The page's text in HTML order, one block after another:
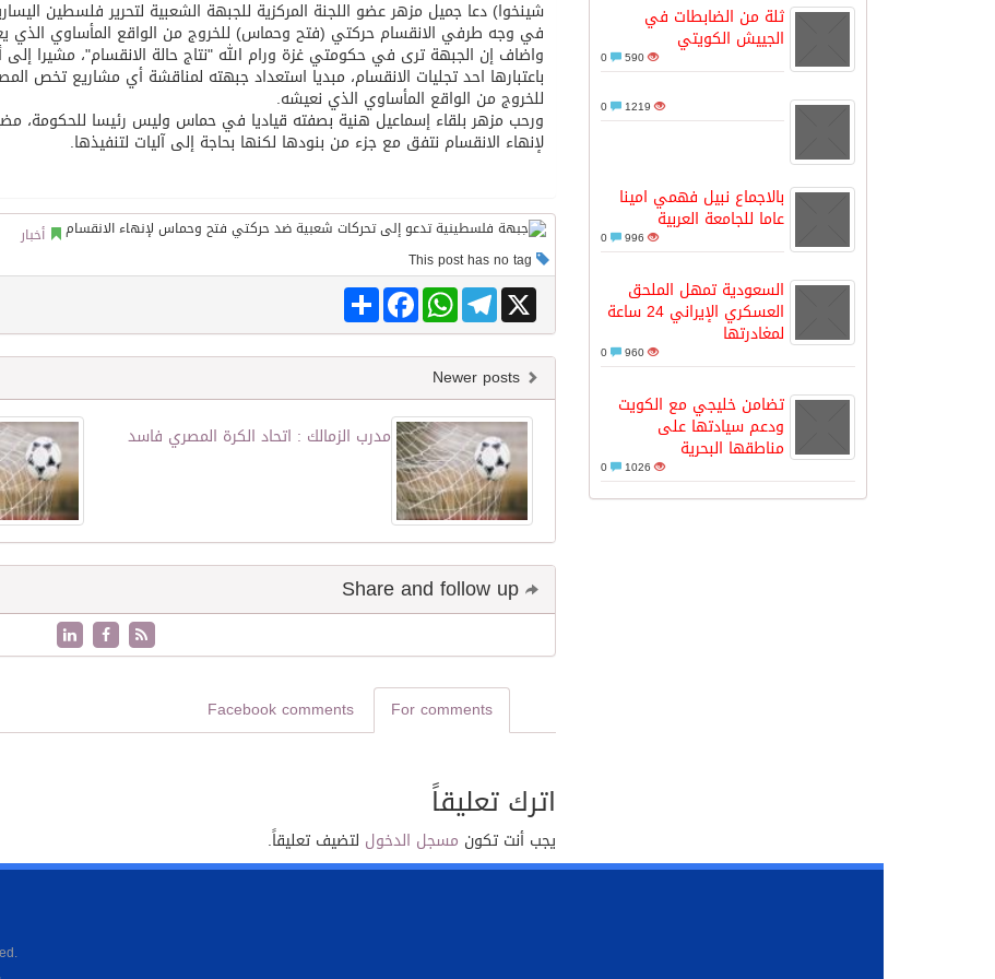
مدينة الملك سلمان للطاقة “سبارك” توقع اتفاقية تطوير مصانع جاهزة ومتخصصة في مجال الطاقة
كسوة الكعبة تعتلي البيت العتيق
“سبيس إكس” تطلق 24 قمرًا صناعيًا جديدًا إلى الفضاء
ثلة من الضابطات في
الجييش الكويتي
590
1219
بالاجماع نبيل فهمي امينا
عاما للجامعة العربية
996
السعودية تمهل الملحق
العسكري الإيراني 24 ساعة
لمغادرتها
960
تضامن خليجي مع الكويت
ودعم سيادتها على
مناطقها البحرية
1026
شينخوا) دعا جميل مزهر عضو اللجنة المركزية للجبهة الشعبية لتحرير فلسطين
في وجه طرفي الانقسام حركتي (فتح وحماس) للخروج من الواقع المأساوي الذي
واضاف إن الجبهة ترى في حكومتي غزة ورام الله "نتاج حالة الانقسام"، مشيرا
باعتبارها احد تجليات الانقسام، مبديا استعداد جبهته لمناقشة أي مشاريع تخص
للخروج من الواقع المأساوي الذي نعيشه.
ورحب مزهر بلقاء إسماعيل هنية بصفته قياديا في حماس وليس رئيسا للحكومة،
لإنهاء الانقسام نتفق مع جزء من بنودها لكنها بحاجة إلى آليات لتنفيذها.
أخبار
Share
FacebookWhatsAppTelegram X
مدرب الزمالك : اتحاد الكرة المصري فاسد
For comments
Facebook comments
اترك تعليقاً
يجب أنت تكون مسجل الدخول لتضيف تعليقاً.